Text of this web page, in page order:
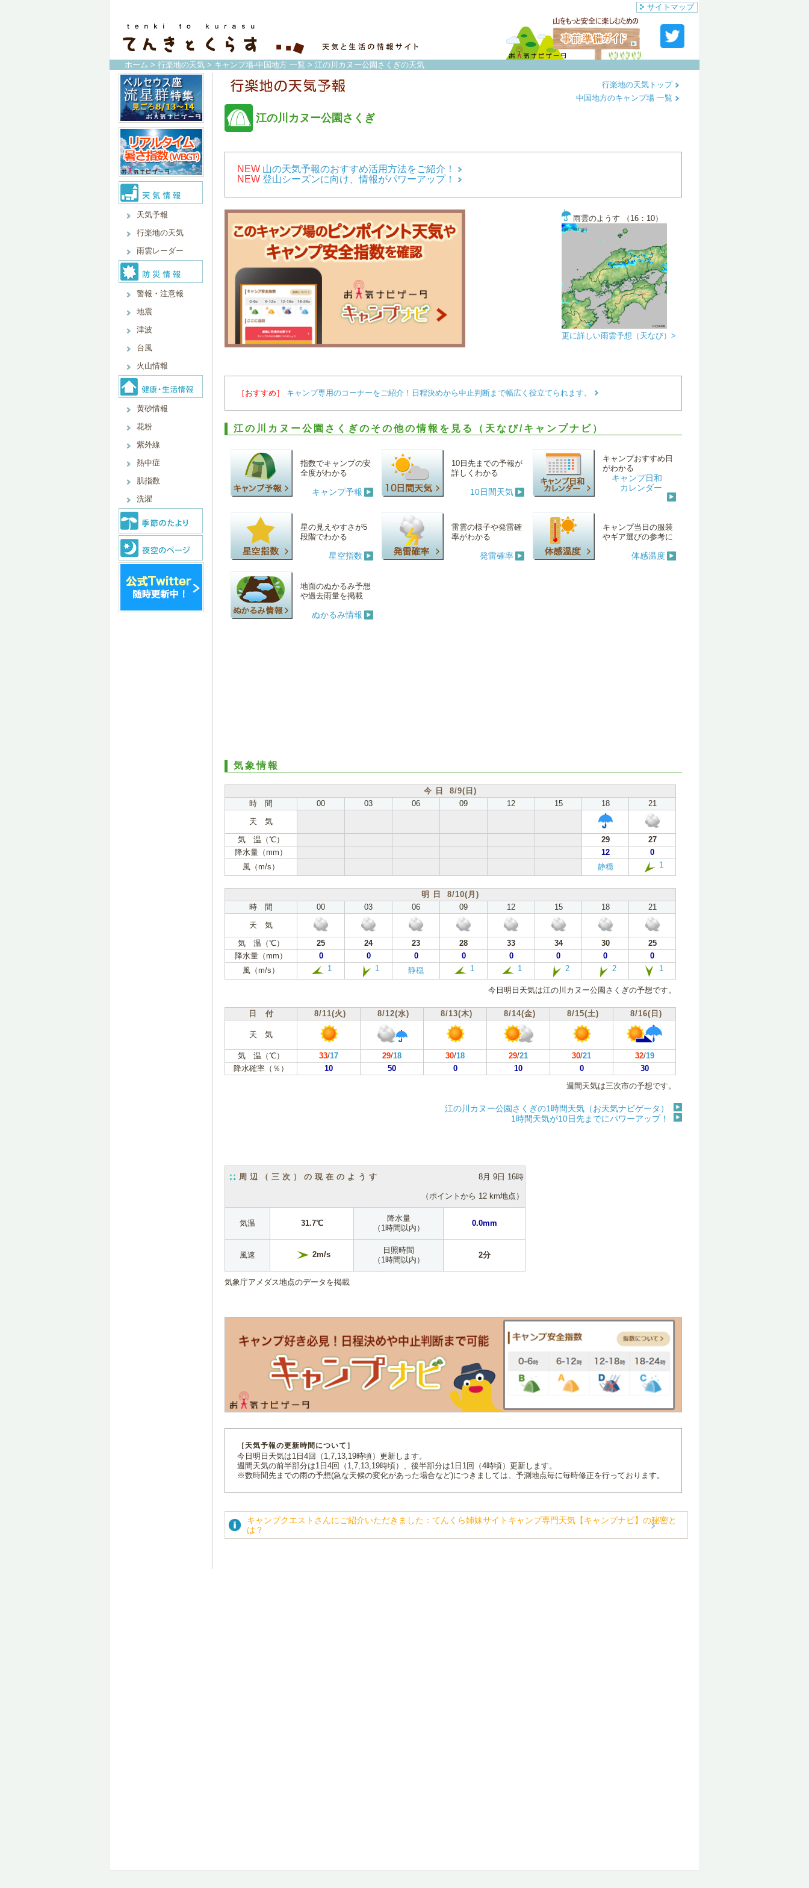
サイトマップ
ホーム > 行楽地の天気 > キャンプ場-中国地方 一覧 > 江の川カヌー公園さくぎの天気
天気予報
行楽地の天気
雨雲レーダー
警報・注意報
地震
津波
台風
火山情報
黄砂情報
花粉
紫外線
熱中症
肌指数
洗濯
江の川カヌー公園さくぎ
行楽地の天気トップ
中国地方のキャンプ場 一覧
NEW 山の天気予報のおすすめ活用方法をご紹介！
NEW 登山シーズンに向け、情報がパワーアップ！
雨雲のようす （16：10）
更に詳しい雨雲予想（天なび）>
［おすすめ］ キャンプ専用のコーナーをご紹介！日程決めから中止判断まで幅広く役立てられます。
江の川カヌー公園さくぎのその他の情報を見る（天なび/キャンプナビ）
指数でキャンプの安
全度がわかる
キャンプ予報
10日先までの予報が
詳しくわかる
10日間天気
キャンプおすすめ日
がわかる
キャンプ日和
カレンダー
星の見えやすさが5
段階でわかる
星空指数
雷雲の様子や発雷確
率がわかる
発雷確率
キャンプ当日の服装
やギア選びの参考に
体感温度
地面のぬかるみ予想
や過去雨量を掲載
ぬかるみ情報
気象情報
今 日 8/9(日)
時 間
00 03 06 09 12 15 18
21
天 気
気 温（℃）
29
27
降水量（mm）
12
0
風（m/s）
静穏 1
明 日 8/10(月)
時 間
00 03 06 09 12 15 18
21
天 気
気 温（℃）
25 24 23 28 33 34 30
25
降水量（mm）
0 0 0 0 0 0 0
0
風（m/s）
1 1 静穏 1 1 2 2 1
今日明日天気は江の川カヌー公園さくぎの予想です。
日 付 8/11(火) 8/12(水) 8/13(木) 8/14(金) 8/15(土) 8/16(日)
天 気
気 温（℃） 33/17 29/18 30/18 29/21 30/21 32/19
降水確率（％）
10 50 0 10 0
30
週間天気は三次市の予想です。
江の川カヌー公園さくぎの1時間天気（お天気ナビゲータ）
1時間天気が10日先までにパワーアップ！
周辺（三次）の現在のようす 8月 9日 16時
（ポイントから 12 km地点）
気温 31.7℃
降水量
（1時間以内）
0.0mm
風速 2m/s
日照時間
（1時間以内）
2分
気象庁アメダス地点のデータを掲載
［天気予報の更新時間について］
今日明日天気は1日4回（1,7,13,19時頃）更新します。
週間天気の前半部分は1日4回（1,7,13,19時頃）、後半部分は1日1回（4時頃）更新します。
※数時間先までの雨の予想(急な天候の変化があった場合など)につきましては、予測地点毎に毎時修正を行っております。
キャンプクエストさんにご紹介いただきました：てんくら姉妹サイトキャンプ専門天気【キャンプナビ】の秘密と
は？